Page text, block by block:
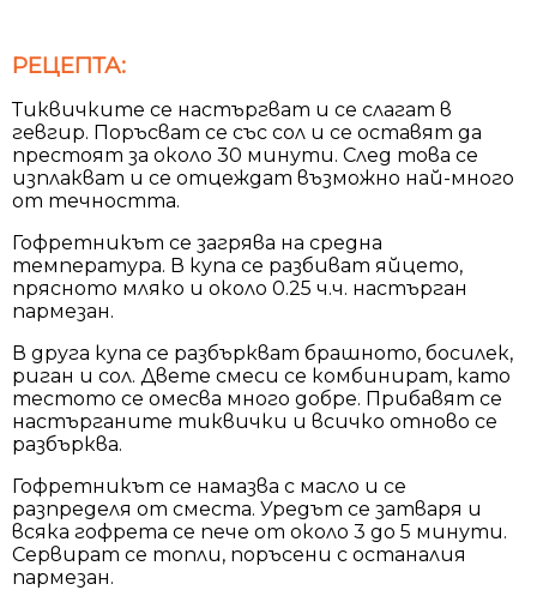
РЕЦЕПТА:
Тиквичките се настъргват и се слагат в
гевгир. Поръсват се със сол и се оставят да
престоят за около 30 минути. След това се
изплакват и се отцеждат възможно най-много
от течността.
Гофретникът се загрява на средна
температура. В купа се разбиват яйцето,
прясното мляко и около 0.25 ч.ч. настърган
пармезан.
В друга купа се разбъркват брашното, босилек,
риган и сол. Двете смеси се комбинират, като
тестото се омесва много добре. Прибавят се
настърганите тиквички и всичко отново се
разбърква.
Гофретникът се намазва с масло и се
разпределя от сместа. Уредът се затваря и
всяка гофрета се пече от около 3 до 5 минути.
Сервират се топли, поръсени с останалия
пармезан.